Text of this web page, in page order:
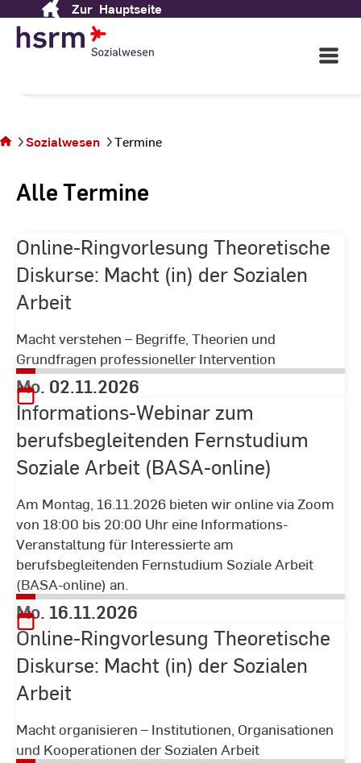
Content
Zur Hauptseite
Open
Main
sich auf
der
Termine
Sozialwesen Termine
Alle Termine
Online-Ringvorlesung Theoretische
Diskurse: Macht (in) der Sozialen
Arbeit
Macht verstehen – Begriffe, Theorien und
Grundfragen professioneller Intervention
Mo. 02.11.2026
Informations-Webinar zum
berufsbegleitenden Fernstudium
Soziale Arbeit (BASA-online)
Am Montag, 16.11.2026 bieten wir online via Zoom
von 18:00 bis 20:00 Uhr eine Informations-
Veranstaltung für Interessierte am
berufsbegleitenden Fernstudium Soziale Arbeit
(BASA-online) an.
Mo. 16.11.2026
Online-Ringvorlesung Theoretische
Diskurse: Macht (in) der Sozialen
Arbeit
Macht organisieren – Institutionen, Organisationen
und Kooperationen der Sozialen Arbeit